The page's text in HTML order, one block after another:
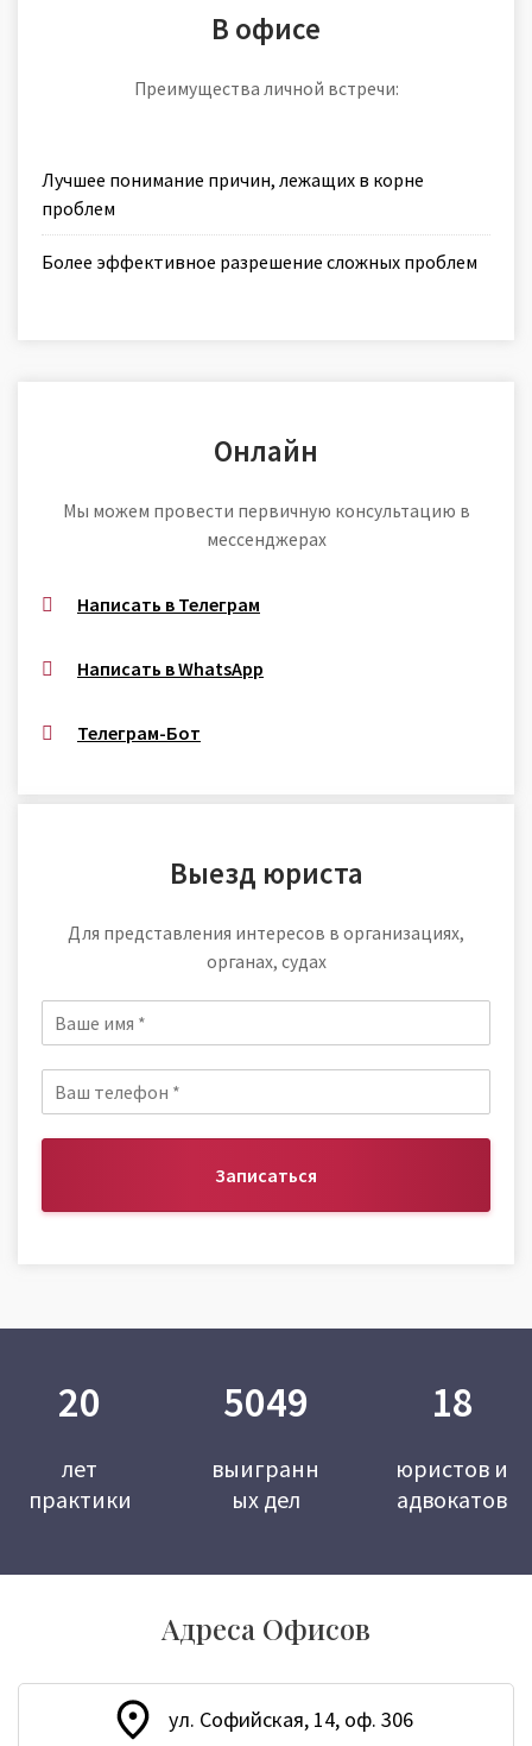
В офисе
Преимущества личной встречи:
Лучшее понимание причин, лежащих в корне
проблем
Более эффективное разрешение сложных проблем
Онлайн
Мы можем провести первичную консультацию в
мессенджерах
Написать в Телеграм
Написать в WhatsApp
Телеграм-Бот
Выезд юриста
Для представления интересов в организациях,
органах, судах
Записаться
20
лет
практики
5049
выигранн
ых дел
18
юристов и
адвокатов
Адреса Офисов
ул. Софийская, 14, оф. 306